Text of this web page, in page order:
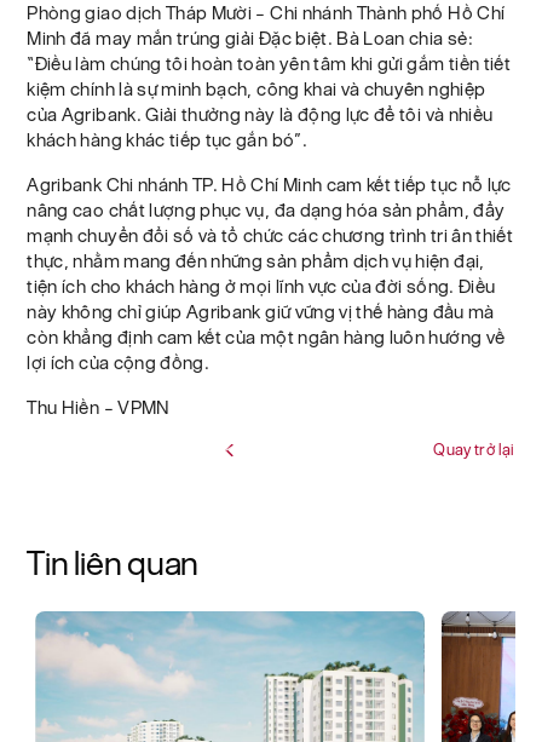
Phòng giao dịch Tháp Mười – Chi nhánh Thành phố Hồ Chí
Minh đã may mắn trúng giải Đặc biệt. Bà Loan chia sẻ:
“Điều làm chúng tôi hoàn toàn yên tâm khi gửi gắm tiền tiết
kiệm chính là sự minh bạch, công khai và chuyên nghiệp
của Agribank. Giải thưởng này là động lực để tôi và nhiều
khách hàng khác tiếp tục gắn bó”.
Agribank Chi nhánh TP. Hồ Chí Minh cam kết tiếp tục nỗ lực
nâng cao chất lượng phục vụ, đa dạng hóa sản phẩm, đẩy
mạnh chuyển đổi số và tổ chức các chương trình tri ân thiết
thực, nhằm mang đến những sản phẩm dịch vụ hiện đại,
tiện ích cho khách hàng ở mọi lĩnh vực của đời sống. Điều
này không chỉ giúp Agribank giữ vững vị thế hàng đầu mà
còn khẳng định cam kết của một ngân hàng luôn hướng về
lợi ích của cộng đồng.
Thu Hiền – VPMN
Quay trở lại
Tin liên quan